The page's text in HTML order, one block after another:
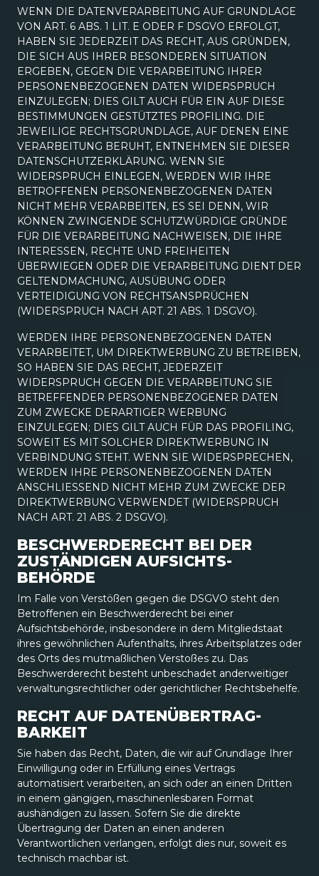
WENN DIE DATENVERARBEITUNG AUF GRUNDLAGE
VON ART. 6 ABS. 1 LIT. E ODER F DSGVO ERFOLGT,
HABEN SIE JEDERZEIT DAS RECHT, AUS GRÜNDEN,
DIE SICH AUS IHRER BESONDEREN SITUATION
ERGEBEN, GEGEN DIE VERARBEITUNG IHRER
PERSONENBEZOGENEN DATEN WIDERSPRUCH
EINZULEGEN; DIES GILT AUCH FÜR EIN AUF DIESE
BESTIMMUNGEN GESTÜTZTES PROFILING. DIE
JEWEILIGE RECHTSGRUNDLAGE, AUF DENEN EINE
VERARBEITUNG BERUHT, ENTNEHMEN SIE DIESER
DATENSCHUTZERKLÄRUNG. WENN SIE
WIDERSPRUCH EINLEGEN, WERDEN WIR IHRE
BETROFFENEN PERSONENBEZOGENEN DATEN
NICHT MEHR VERARBEITEN, ES SEI DENN, WIR
KÖNNEN ZWINGENDE SCHUTZWÜRDIGE GRÜNDE
FÜR DIE VERARBEITUNG NACHWEISEN, DIE IHRE
INTERESSEN, RECHTE UND FREIHEITEN
ÜBERWIEGEN ODER DIE VERARBEITUNG DIENT DER
GELTENDMACHUNG, AUSÜBUNG ODER
VERTEIDIGUNG VON RECHTSANSPRÜCHEN
(WIDERSPRUCH NACH ART. 21 ABS. 1 DSGVO).
WERDEN IHRE PERSONENBEZOGENEN DATEN
VERARBEITET, UM DIREKTWERBUNG ZU BETREIBEN,
SO HABEN SIE DAS RECHT, JEDERZEIT
WIDERSPRUCH GEGEN DIE VERARBEITUNG SIE
BETREFFENDER PERSONENBEZOGENER DATEN
ZUM ZWECKE DERARTIGER WERBUNG
EINZULEGEN; DIES GILT AUCH FÜR DAS PROFILING,
SOWEIT ES MIT SOLCHER DIREKTWERBUNG IN
VERBINDUNG STEHT. WENN SIE WIDERSPRECHEN,
WERDEN IHRE PERSONENBEZOGENEN DATEN
ANSCHLIESSEND NICHT MEHR ZUM ZWECKE DER
DIREKTWERBUNG VERWENDET (WIDERSPRUCH
NACH ART. 21 ABS. 2 DSGVO).
BESCHWERDE­RECHT BEI DER
ZUSTÄNDIGEN AUFSICHTS­
BEHÖRDE
Im Falle von Verstößen gegen die DSGVO steht den
Betroffenen ein Beschwerderecht bei einer
Aufsichtsbehörde, insbesondere in dem Mitgliedstaat
ihres gewöhnlichen Aufenthalts, ihres Arbeitsplatzes oder
des Orts des mutmaßlichen Verstoßes zu. Das
Beschwerderecht besteht unbeschadet anderweitiger
verwaltungsrechtlicher oder gerichtlicher Rechtsbehelfe.
RECHT AUF DATEN­ÜBERTRAG­
BARKEIT
Sie haben das Recht, Daten, die wir auf Grundlage Ihrer
Einwilligung oder in Erfüllung eines Vertrags
automatisiert verarbeiten, an sich oder an einen Dritten
in einem gängigen, maschinenlesbaren Format
aushändigen zu lassen. Sofern Sie die direkte
Übertragung der Daten an einen anderen
Verantwortlichen verlangen, erfolgt dies nur, soweit es
technisch machbar ist.